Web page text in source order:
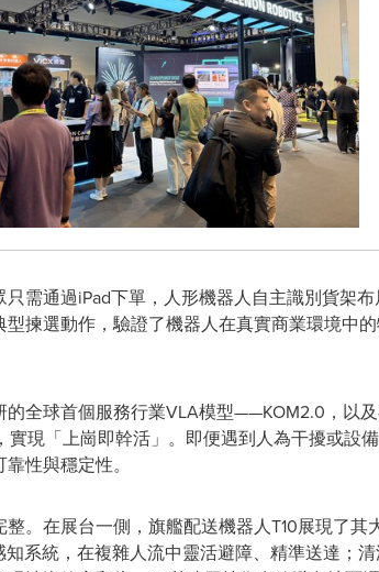
需通過iPad下單，人形機器人自主識別貨架
揀選動作，驗證了機器人在真實商業環境中
全球首個服務行業VLA模型——KOM2.0，以
實現「上崗即幹活」。即便遇到人為干擾或設
性與穩定性。
。在展台一側，旗艦配送機器人T10展現了
系統，在複雜人流中靈活避障、精準送達；